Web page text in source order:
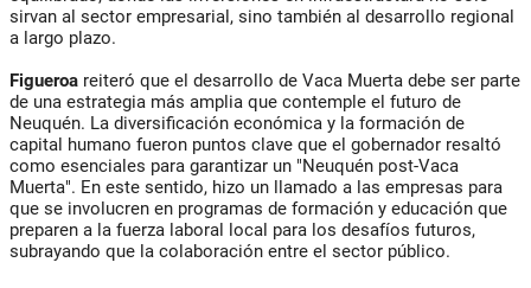
sirvan al sector empresarial, sino también al desarrollo regional
a largo plazo.
Figueroa reiteró que el desarrollo de Vaca Muerta debe ser parte
de una estrategia más amplia que contemple el futuro de
Neuquén. La diversificación económica y la formación de
capital humano fueron puntos clave que el gobernador resaltó
como esenciales para garantizar un "Neuquén post-Vaca
Muerta". En este sentido, hizo un llamado a las empresas para
que se involucren en programas de formación y educación que
preparen a la fuerza laboral local para los desafíos futuros,
subrayando que la colaboración entre el sector público.